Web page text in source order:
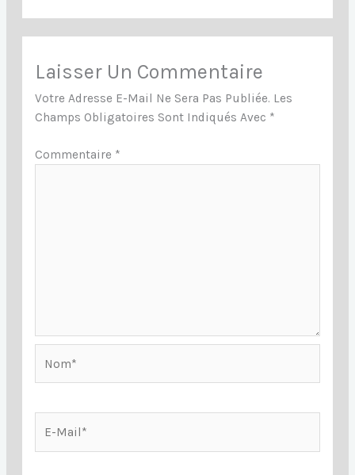
Laisser Un Commentaire
Votre Adresse E-Mail Ne Sera Pas Publiée. Les
Champs Obligatoires Sont Indiqués Avec *
Commentaire *
Mail*